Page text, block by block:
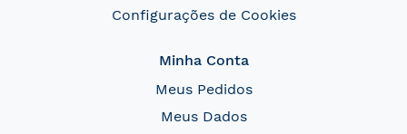
Configurações de Cookies
Minha Conta
Meus Pedidos
Meus Dados